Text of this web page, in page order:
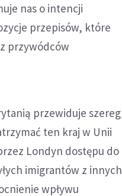
nas o intencji
przepisów, które
przywódców
przewiduje szereg
ten kraj w Unii
Londyn dostępu do
imigrantów z innych
wpływu